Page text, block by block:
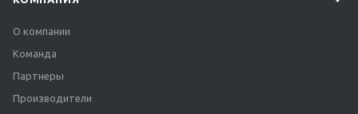
О компании
Команда
Партнеры
Производители